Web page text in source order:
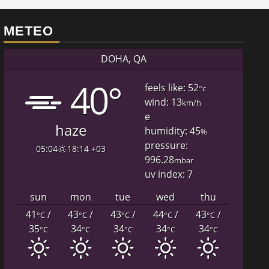
METEO
DOHA, QA
40°
haze
05:04 18:14 +03
feels like: 52°c
wind: 13km/h
e
humidity: 45%
pressure:
996.28mbar
uv index: 7
sun
mon tue wed
thu
41°C/
35°C
43°C/
34°C
43°C/
34°C
44°C/
34°C
43°C/
34°C